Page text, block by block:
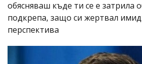
обясняваш къде ти се е затрила
подкрепа, защо си жертвал
перспектива